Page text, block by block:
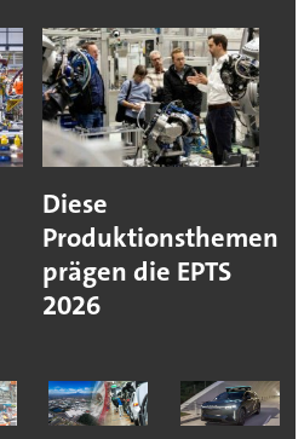
Diese
Produktionsthemen
prägen die EPTS
2026